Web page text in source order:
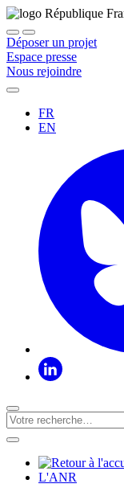
Déposer un projet
Espace presse
Nous rejoindre
FR
EN
L'ANR